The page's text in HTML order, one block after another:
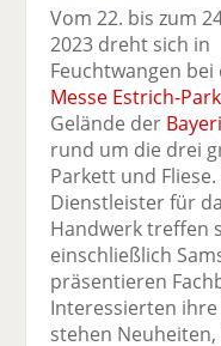
Vom 22. bis zum
2023 dreht sich in
Feuchtwangen bei
Messe Estrich-
Gelände der
rund um die drei
Parkett und
Dienstleister für
Handwerk treffen
einschließlich
präsentieren
Interessierten
stehen